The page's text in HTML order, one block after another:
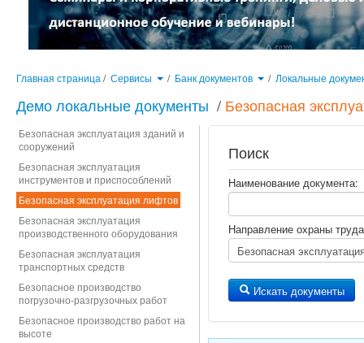
Главная страница / Сервисы / Банк документов / Локальные
Демо локальные документы / Безопасная
Безопасная эксплуатация зданий и
сооружений
Безопасная эксплуатация
инструментов и приспособлений
Безопасная эксплуатация лифтов
Безопасная эксплуатация
производственного оборудования
Безопасная эксплуатация
транспортных средств
Безопасное производство
погрузочно-разгрузочных работ
Безопасное производство работ на
высоте
Поиск
Наименование документа:
Направление охраны
Искать документы